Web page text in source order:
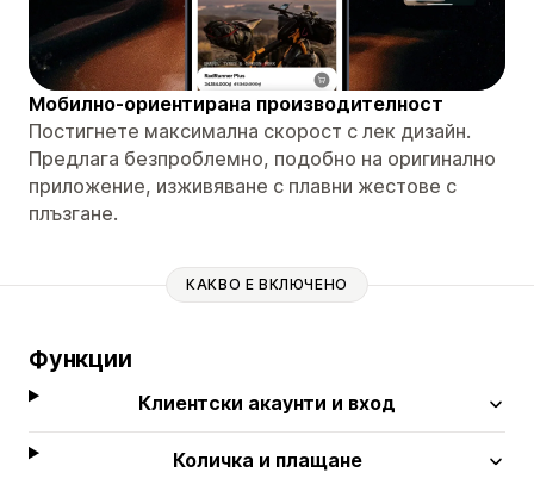
Мобилно-ориентирана производителност
Постигнете максимална скорост с лек дизайн.
Предлага безпроблемно, подобно на оригинално
приложение, изживяване с плавни жестове с
плъзгане.
КАКВО Е ВКЛЮЧЕНО
Функции
Клиентски акаунти и вход
Количка и плащане